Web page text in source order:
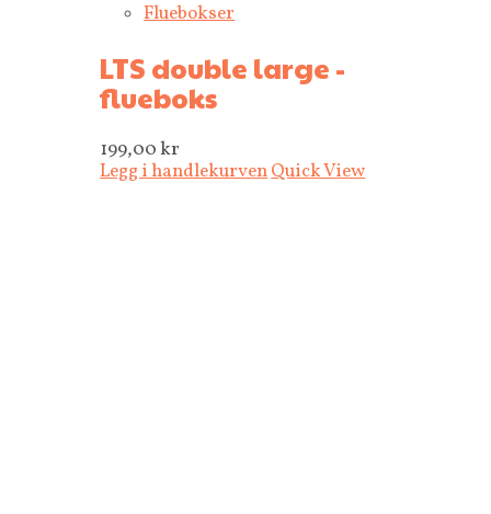
Fluebokser
LTS double large -
flueboks
199,00kr
Legg i handlekurvenQuick View